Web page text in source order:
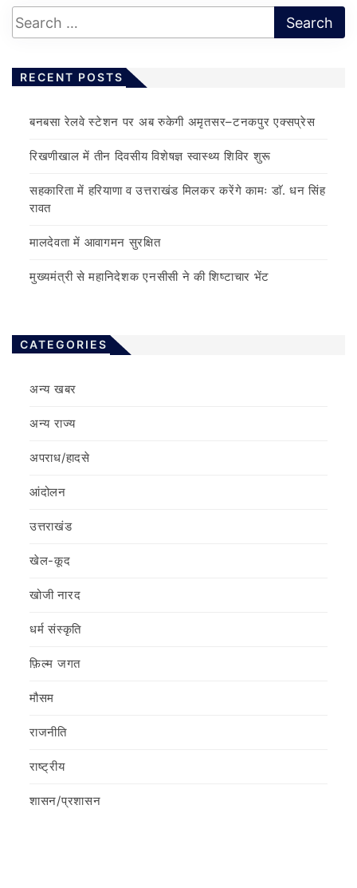
RECENT POSTS
बनबसा रेलवे स्टेशन पर अब रुकेगी अमृतसर–टनकपुर एक्सप्रेस
रिखणीखाल में तीन दिवसीय विशेषज्ञ स्वास्थ्य शिविर शुरू
सहकारिता में हरियाणा व उत्तराखंड मिलकर करेंगे कामः डाॅ. धन सिंह
रावत
मालदेवता में आवागमन सुरक्षित
मुख्यमंत्री से महानिदेशक एनसीसी ने की शिष्टाचार भेंट
CATEGORIES
अन्य खबर
अन्य राज्य
अपराध/हादसे
आंदोलन
उत्तराखंड
खेल-कूद
खोजी नारद
धर्म संस्कृति
फ़िल्‍म जगत
मौसम
राजनीति
राष्ट्रीय
शासन/प्रशासन